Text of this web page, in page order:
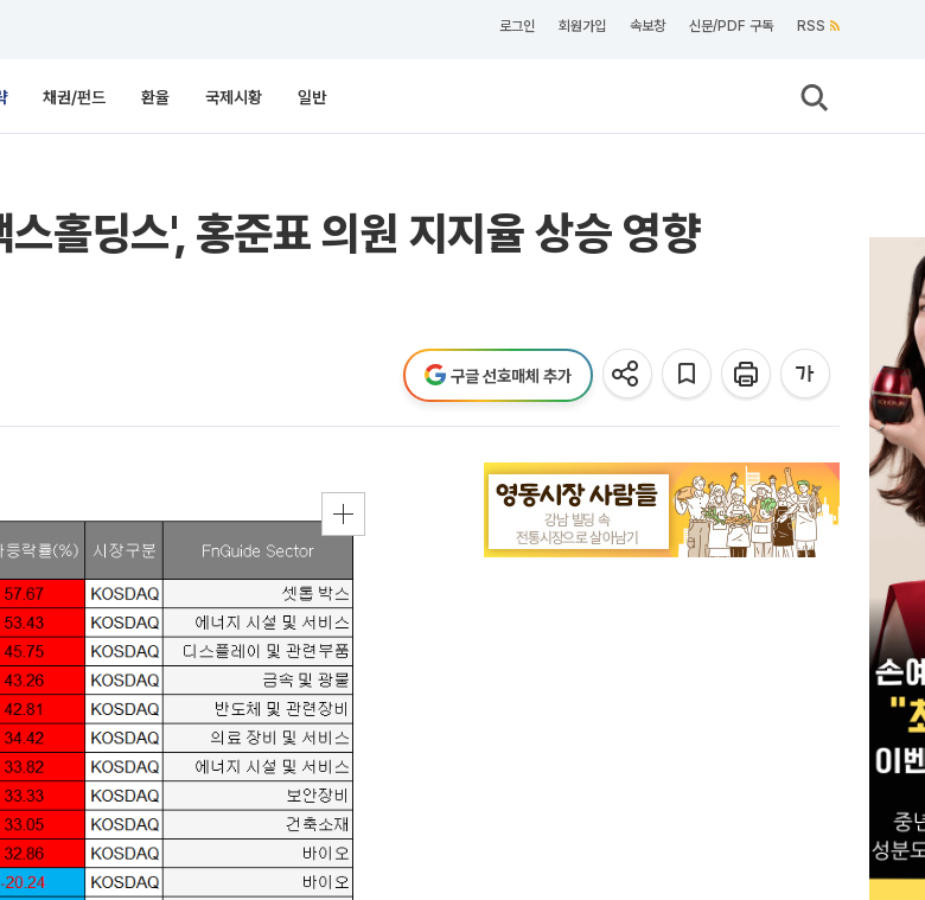
로그인 회원가입 속보창 신문/PDF 구독 RSS
채권/펀드 환율 국제시황 일반
홀딩스', 홍준표 의원 지지율 상승 영향
구글 선호매체 추가